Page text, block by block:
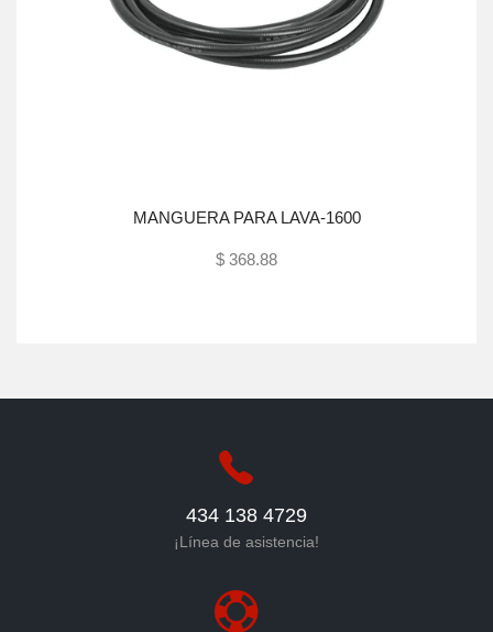
MANGUERA PARA LAVA-1600
$ 368.88
434 138 4729
¡Línea de asistencia!